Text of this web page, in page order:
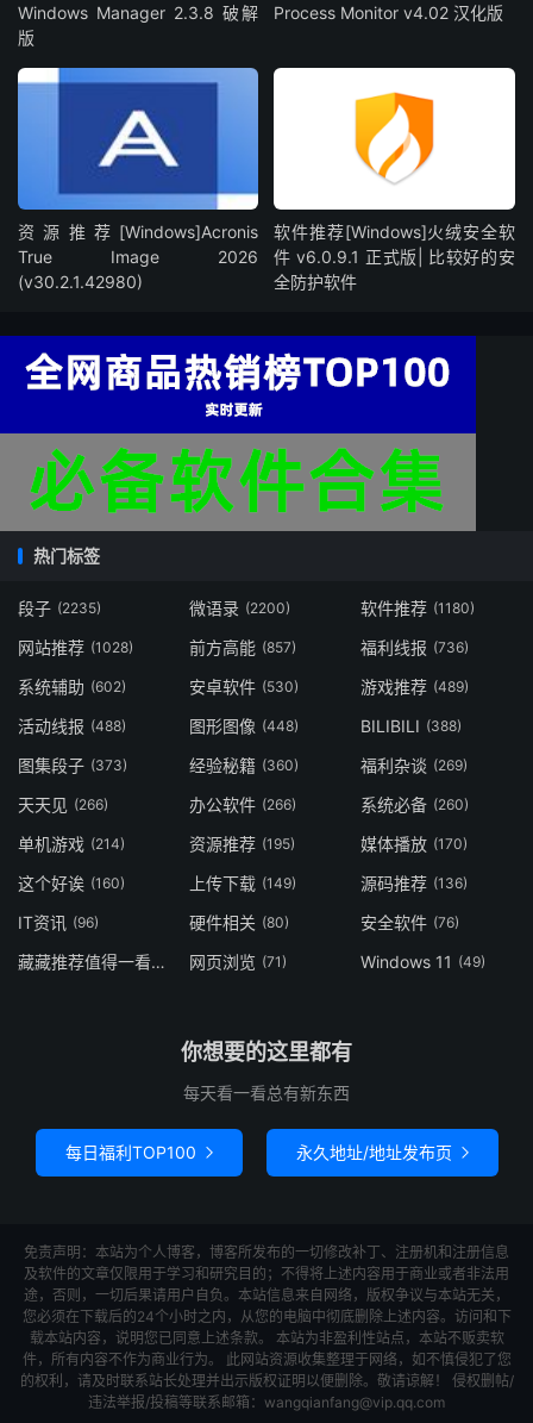
Windows Manager 2.3.8 破解
版
Process Monitor v4.02 汉化版
资源推荐[Windows]Acronis
True Image 2026
(v30.2.1.42980)
软件推荐[Windows]火绒安全软
件 v6.0.9.1 正式版| 比较好的安
全防护软件
热门标签
段子 (2235) 微语录 (2200) 软件推荐 (1180)
网站推荐 (1028) 前方高能 (857) 福利线报 (736)
系统辅助 (602) 安卓软件 (530) 游戏推荐 (489)
活动线报 (488) 图形图像 (448) BILIBILI (388)
图集段子 (373) 经验秘籍 (360) 福利杂谈 (269)
天天见 (266) 办公软件 (266) 系统必备 (260)
单机游戏 (214) 资源推荐 (195) 媒体播放 (170)
这个好诶 (160) 上传下载 (149) 源码推荐 (136)
IT资讯 (96) 硬件相关 (80) 安全软件 (76)
藏藏推荐值得一看(73) 网页浏览 (71) Windows 11 (49)
你想要的这里都有
每天看一看总有新东西
每日福利TOP100  永久地址/地址发布页 
免责声明：本站为个人博客，博客所发布的一切修改补丁、注册机和注册信息
及软件的文章仅限用于学习和研究目的；不得将上述内容用于商业或者非法用
途，否则，一切后果请用户自负。本站信息来自网络，版权争议与本站无关，
您必须在下载后的24个小时之内，从您的电脑中彻底删除上述内容。访问和下
载本站内容，说明您已同意上述条款。 本站为非盈利性站点，本站不贩卖软
件，所有内容不作为商业行为。 此网站资源收集整理于网络，如不慎侵犯了您
的权利，请及时联系站长处理并出示版权证明以便删除。敬请谅解！ 侵权删帖/
违法举报/投稿等联系邮箱：wangqianfang@vip.qq.com